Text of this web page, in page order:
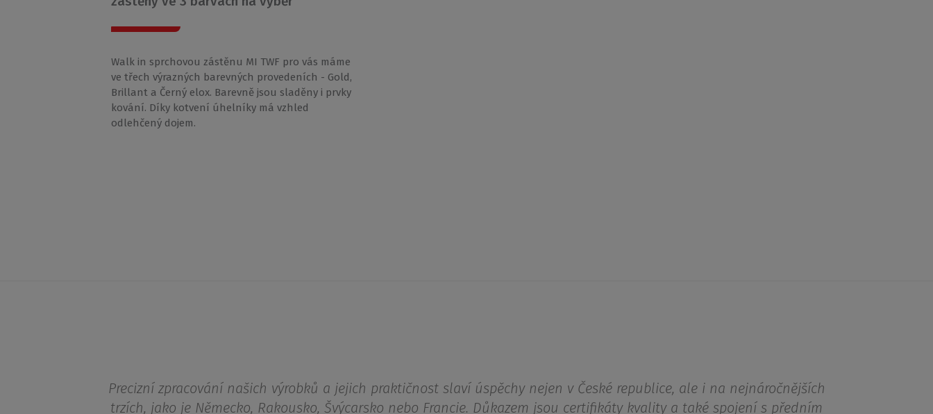
Walk in sprchovou zástěnu MI TWF pro vás máme
ve třech výrazných barevných provedeních - Gold,
Brillant a Černý elox. Barevně jsou sladěny i prvky
kování. Díky kotvení úhelníky má vzhled
odlehčený dojem.
Precizní zpracování našich výrobků a jejich praktičnost slaví úspěchy nejen v České republice, ale i na nejnáročnějších
trzích, jako je Německo, Rakousko, Švýcarsko nebo Francie. Důkazem jsou certifikáty kvality a také spojení s předním